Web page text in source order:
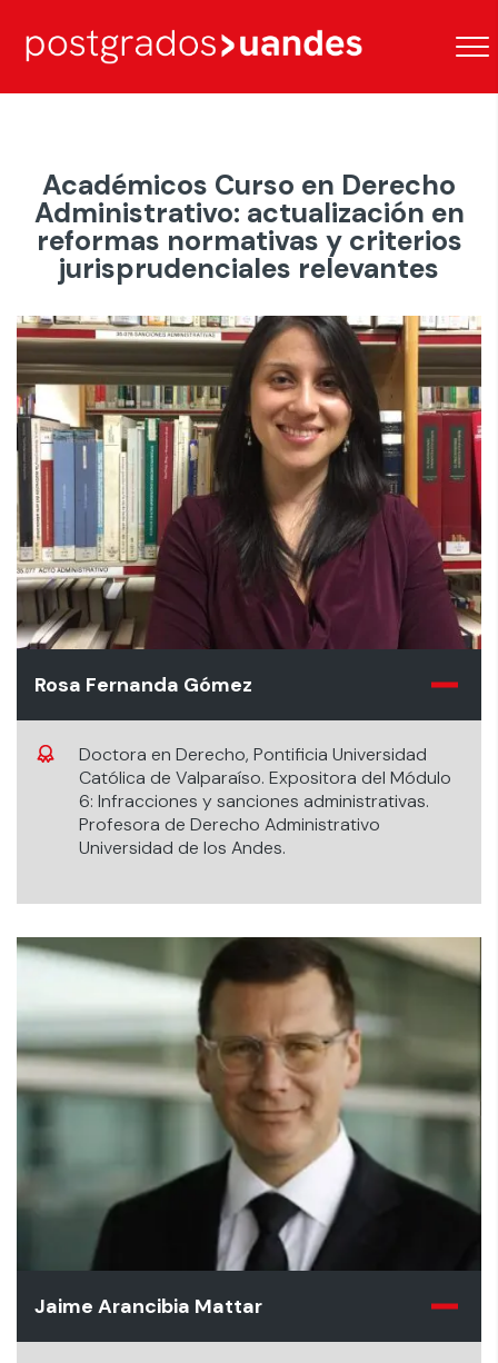
Académicos Curso en Derecho
Administrativo: actualización en
reformas normativas y criterios
jurisprudenciales relevantes
Rosa Fernanda Gómez
Doctora en Derecho, Pontificia Universidad
Católica de Valparaíso. Expositora del Módulo
6: Infracciones y sanciones administrativas.
Profesora de Derecho Administrativo
Universidad de los Andes.
Jaime Arancibia Mattar